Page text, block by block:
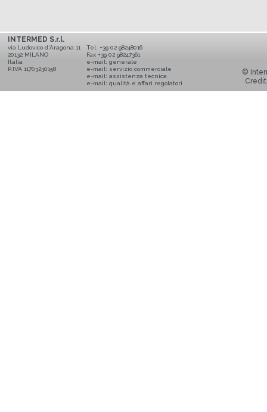
INTERMED S.r.l.
via Ludovico d'Aragona 11
20132 MILANO
Italia
P.IVA 11703230158
Tel. +39 02 98248016
Fax +39 02 98247361
e-mail: generale
e-mail: servizio commerciale
e-mail: assistenza tecnica
e-mail: qualità e affari regolatori
©